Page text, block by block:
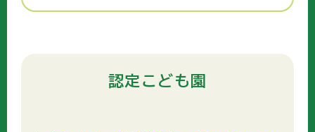
認定こども園